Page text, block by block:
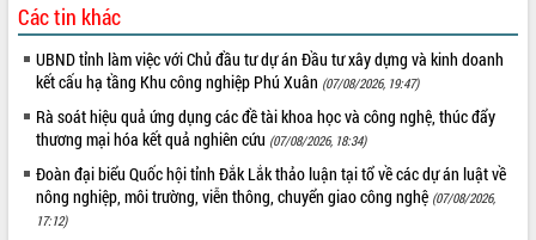
Khám bệnh, cấp phát thuốc miễn phí
và tặng quà người dân xã Cư Pui
Hội nghị UBND tỉnh Đắk Lắk thường kỳ
tháng 7/2026
Lễ truy tặng danh hiệu “Bà Mẹ Việt
Nam Anh hùng” và trao Huân chương
Các tin khác
UBND tỉnh làm việc với Chủ đầu tư dự án Đầu tư xây dựng và kinh doanh
kết cấu hạ tầng Khu công nghiệp Phú Xuân (07/08/2026, 19:47)
Rà soát hiệu quả ứng dụng các đề tài khoa học và công nghệ, thúc đẩy
thương mại hóa kết quả nghiên cứu (07/08/2026, 18:34)
Đoàn đại biểu Quốc hội tỉnh Đắk Lắk thảo luận tại tổ về các dự án luật về
nông nghiệp, môi trường, viễn thông, chuyển giao công nghệ (07/08/2026,
17:12)